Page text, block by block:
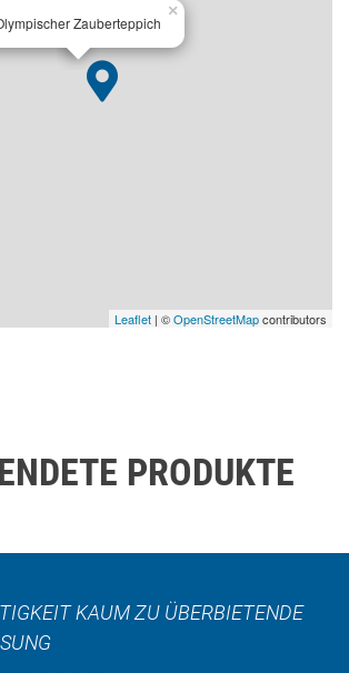
Zauberteppich
×
Leaflet | ©OpenStreetMapcontributors
PRODUKTE
KAUM ZU ÜBERBIETENDE